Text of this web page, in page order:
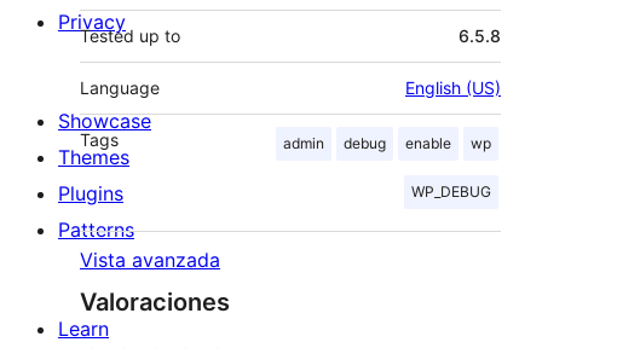
Tested up to 6.5.8
Language English (US)
Tags admin debug enable wp
WP_DEBUG
Vista avanzada
Valoraciones
Privacy
Showcase
Themes
Plugins
Patterns
Learn